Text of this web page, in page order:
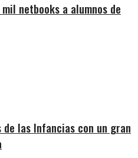
netbooks a alumnos de
las Infancias con un gran